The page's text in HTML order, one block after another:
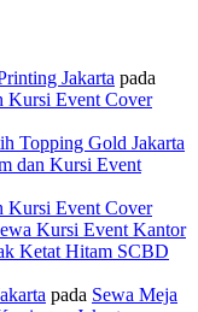
Jakarta pada
Kursi Event Cover
Topping Gold Jakarta
dan Kursi Event
Kursi Event Cover
Kursi Event Kantor
Ketat Hitam SCBD
pada Sewa Meja